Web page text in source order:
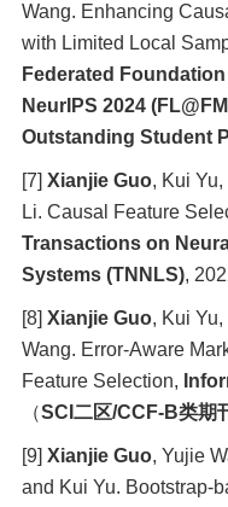
Wang. Enhancing
with Limited Local
Federated
NeurIPS 2024
Outstanding Student
[7] Xianjie Guo, Kui
Li. Causal Feature
Transactions on
Systems (TNNLS),
[8] Xianjie Guo, Kui
Wang. Error-Aware
Feature Selection,
（SCI 二区/CCF-B类期
[9] Xianjie Guo, Yujie
and Kui Yu. Bootstrap-